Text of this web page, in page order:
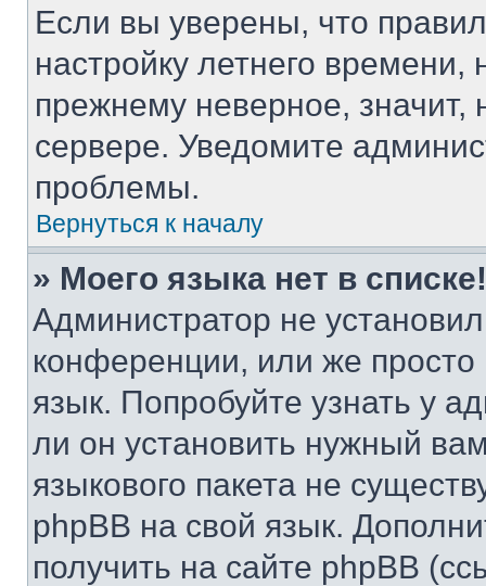
Если вы уверены, что
настройку летнего
прежнему неверное, значит,
сервере. Уведомите
проблемы.
Вернуться к началу
» Моего языка нет в списке!
Администратор не
конференции, или же
язык. Попробуйте узнать у
ли он установить нужный
языкового пакета не
phpBB на свой язык.
получить на сайте phpBB